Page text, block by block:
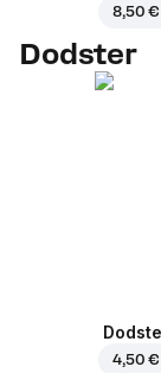
8,50 €
Dodster
4,50 €